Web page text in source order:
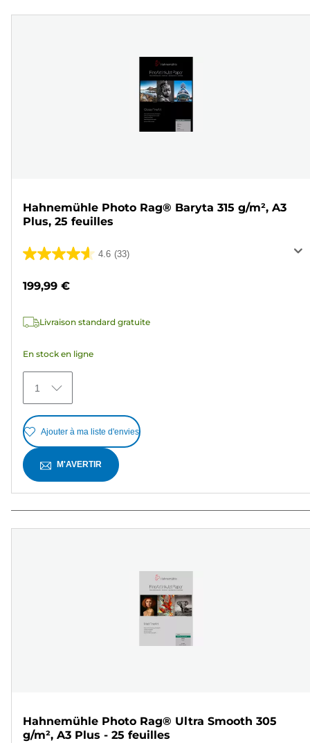
Hahnemühle Photo Rag® Baryta 315 g/m², A3
Plus, 25 feuilles
4.6 (33)
4.6
5
33
199,99 €
Livraison standard gratuite
En stock en ligne
1
Ajouter à ma liste d'envies
M'AVERTIR
Hahnemühle Photo Rag® Ultra Smooth 305
g/m², A3 Plus - 25 feuilles